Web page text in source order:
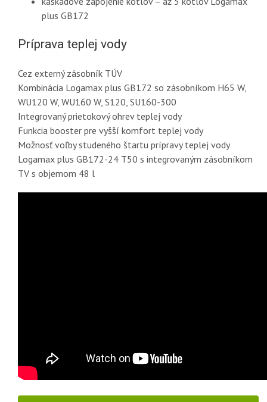
plus GB172
Príprava teplej vody
Cez externý zásobník TÚV
Kombinácia Logamax plus GB172 so zásobníkom H65 W,
WU120 W, WU160 W, S120, SU160-300
Integrovaný prietokový ohrev teplej vody
Funkcia booster pre vyšší komfort teplej vody
Možnosť voľby studeného štartu prípravy teplej vody
Logamax plus GB172-24 T50 s integrovaným zásobníkom
TV s objemom 48 l